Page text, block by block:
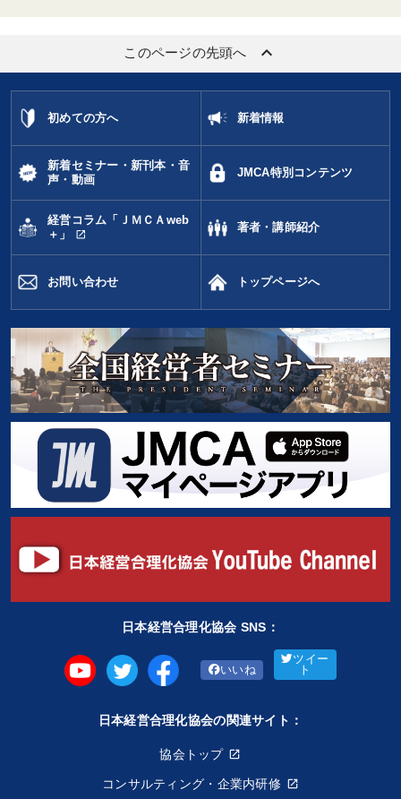
このページの先頭へ keyboard_arrow_up
初めての方へ 新着情報
新着セミナー・新刊本・音
声・動画
JMCA特別コンテンツ
経営コラム「ＪＭＣＡweb
＋」
open_in_new
著者・講師紹介
お問い合わせ トップページへ
日本経営合理化協会 SNS：
いいね
ツイー
ト
日本経営合理化協会の関連サイト：
協会トップ
コンサルティング・企業内研修